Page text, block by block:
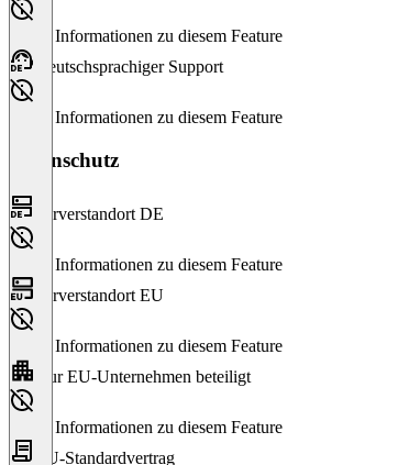
Keine Informationen zu diesem Feature
Deutschsprachiger Support
Keine Informationen zu diesem Feature
Datenschutz
Serverstandort DE
Keine Informationen zu diesem Feature
Serverstandort EU
Keine Informationen zu diesem Feature
Nur EU-Unternehmen beteiligt
Keine Informationen zu diesem Feature
EU-Standardvertrag